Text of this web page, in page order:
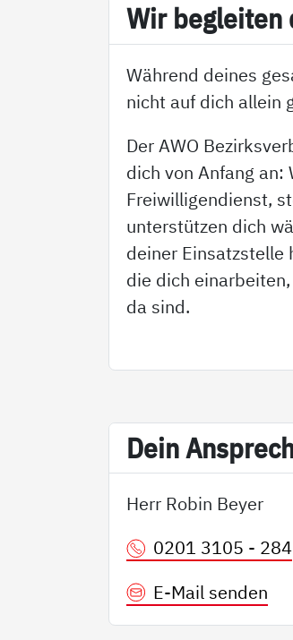
Wir be­g­lei­ten
Während deines
nicht auf dich allein
Der AWO
dich von Anfang an:
Freiwilligendienst,
unterstützen dich
deiner Einsatzstelle
die dich
da sind.
Dein
Herr Robin Beyer
0201 3105 - 284
E-Mail senden